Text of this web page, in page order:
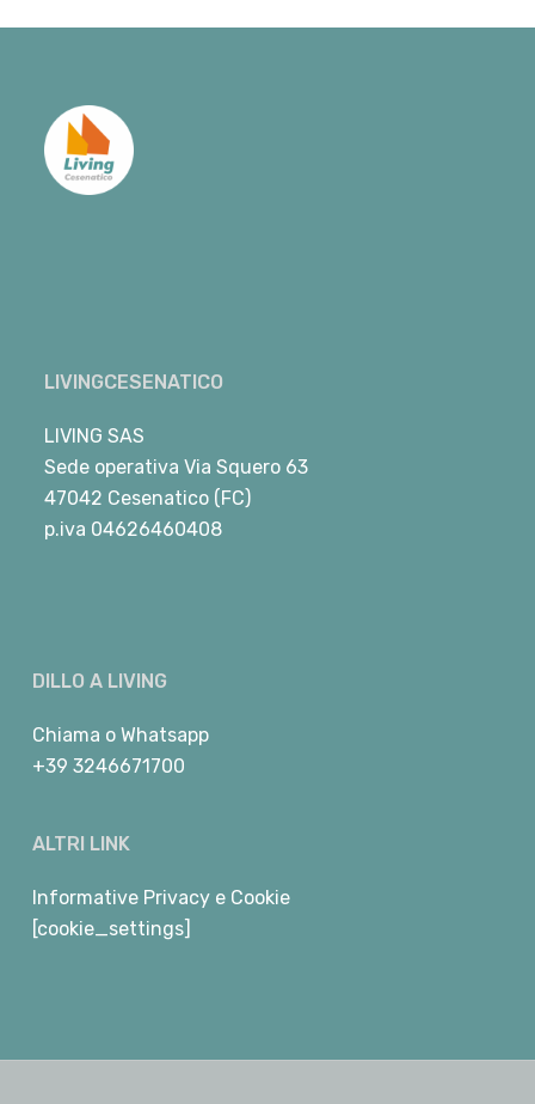
LIVINGCESENATICO
LIVING SAS
Sede operativa Via Squero 63
47042 Cesenatico (FC)
p.iva 04626460408
DILLO A LIVING
Chiama o Whatsapp
+39 3246671700
ALTRI LINK
Informative Privacy e Cookie
[cookie_settings]